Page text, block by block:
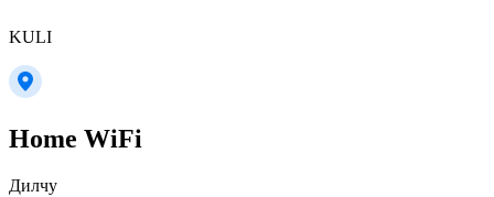
KULI
Home WiFi
Дилчу